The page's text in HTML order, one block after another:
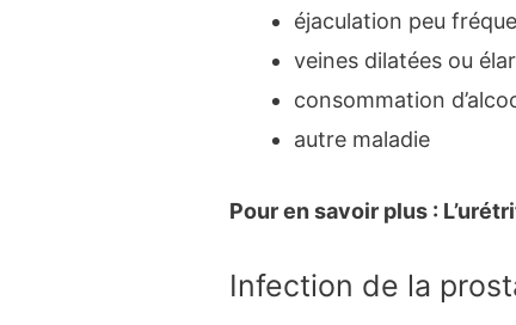
éjaculation peu
veines dilatées ou
consommation
autre maladie
Pour en savoir plus :
Infection de la